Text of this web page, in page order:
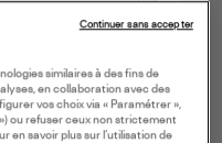
similaires à des fins de
en collaboration avec des
vos choix via « Paramétrer »,
ou refuser ceux non strictement
en savoir plus sur l’utilisation de
Continuer sans accepter